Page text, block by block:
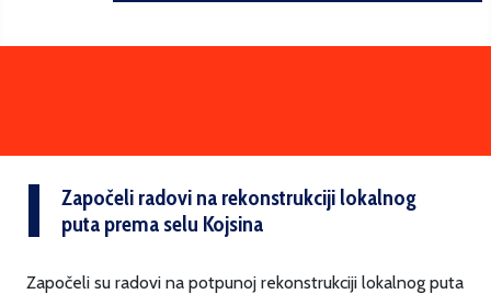
Započeli radovi na rekonstrukciji lokalnog
puta prema selu Kojsina
Započeli su radovi na potpunoj rekonstrukciji lokalnog puta